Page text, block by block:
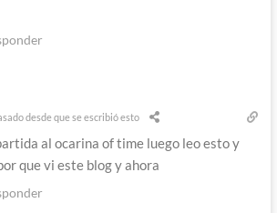
desde que se escribió esto
al ocarina of time luego leo esto y
que vi este blog y ahora